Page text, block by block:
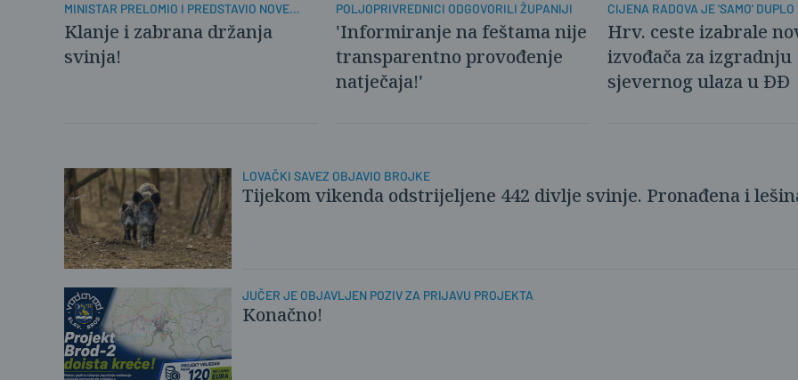
MINISTAR PRELOMIO I PREDSTAVIO NOVE
MJERE
Klanje i zabrana držanja
svinja!
POLJOPRIVREDNICI ODGOVORILI ŽUPANIJI
'Informiranje na feštama nije
transparentno provođenje
natječaja!'
CIJENA RADOVA JE 'SAMO' DUPLO
2023.
Hrv. ceste izabrale
izvođača za izgradnju
sjevernog ulaza u ĐĐ
LOVAČKI SAVEZ OBJAVIO BROJKE
Tijekom vikenda odstrijeljene 442 divlje svinje. Pronađena i
JUČER JE OBJAVLJEN POZIV ZA PRIJAVU PROJEKTA
Konačno!